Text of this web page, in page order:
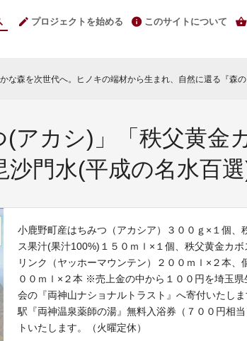
プロジェクトを始める このサイトについて
な森を次世代へ。ヒノキの端材から生まれ、自然に還る『森の
アカシ)」「秩父黄金
門水(平成の名水百
小鹿野町産はちみつ（アカシア）３００ｇ×１個、
ス果汁(果汁100%)１５０ｍｌ×１個、秩父黄金カボ
リンク（ヤッホーマウンテン）２００ｍｌ×２本、
００ｍｌ×２本 ※売上金の中から１００円を埼玉県
会の『両神山ナショナルトラスト』へ寄付いたし
駅『両神温泉薬師の湯』無料入浴券（７００円相
トいたします。（火曜定休）